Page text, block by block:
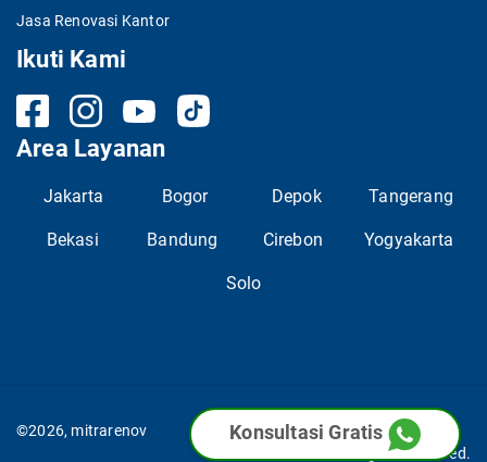
Konsultasi Gratis
Jasa Renovasi Kantor
Ikuti Kami
Area Layanan
Jakarta Bogor Depok Tangerang
Bekasi Bandung Cirebon Yogyakarta
Solo
©2026, mitrarenov
All Rights Reserved.